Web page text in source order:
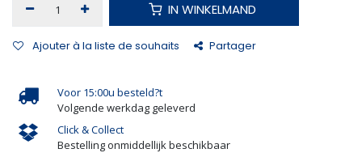
IN WINKELMAND
Ajouter à la liste de souhaits Partager
Voor 15:00u besteld?t
Volgende werkdag geleverd
Click & Collect
Bestelling onmiddellijk beschikbaar